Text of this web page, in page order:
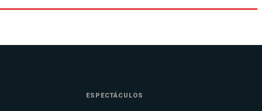
ESPECTÁCULOS